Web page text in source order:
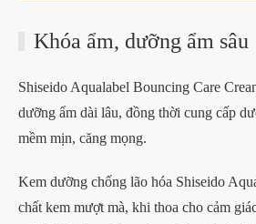
Khóa ẩm, dưỡng ẩm sâu
Shiseido Aqualabel Bouncing Care
dưỡng ẩm dài lâu, đồng thời cung cấp
mềm mịn, căng mọng.
Kem dưỡng chống lão hóa Shiseido
chất kem mượt mà, khi thoa cho cảm